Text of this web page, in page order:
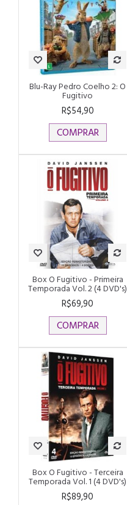
Blu-Ray Pedro Coelho 2: O
Fugitivo
R$54,90
COMPRAR
Box O Fugitivo - Primeira
Temporada Vol. 2 (4 DVD's)
R$69,90
COMPRAR
Box O Fugitivo - Terceira
Temporada Vol. 1 (4 DVD's)
R$89,90